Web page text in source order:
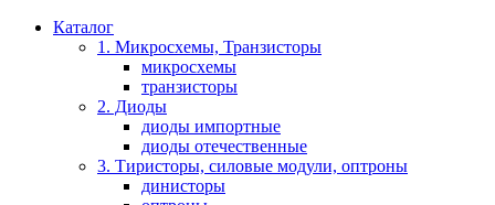
Каталог
1. Микросхемы, Транзисторы
микросхемы
транзисторы
2. Диоды
диоды импортные
диоды отечественные
3. Тиристоры, силовые модули, оптроны
динисторы